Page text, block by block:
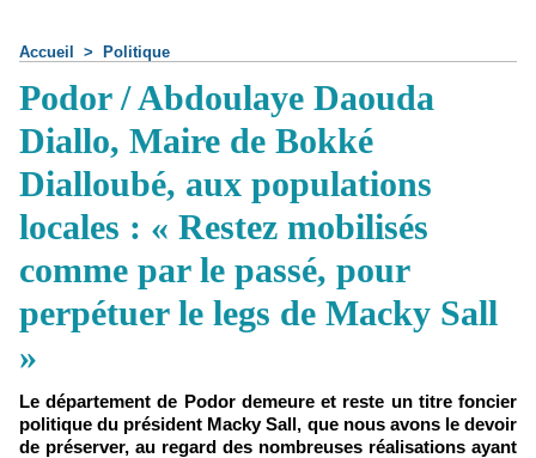
Accueil > Politique
Podor / Abdoulaye Daouda
Diallo, Maire de Bokké
Dialloubé, aux populations
locales : « Restez mobilisés
comme par le passé, pour
perpétuer le legs de Macky Sall
»
Le département de Podor demeure et reste un titre foncier
politique du président Macky Sall, que nous avons le devoir
de préserver, au regard des nombreuses réalisations ayant